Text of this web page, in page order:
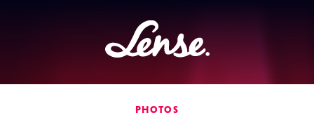
Lense
PHOTOS